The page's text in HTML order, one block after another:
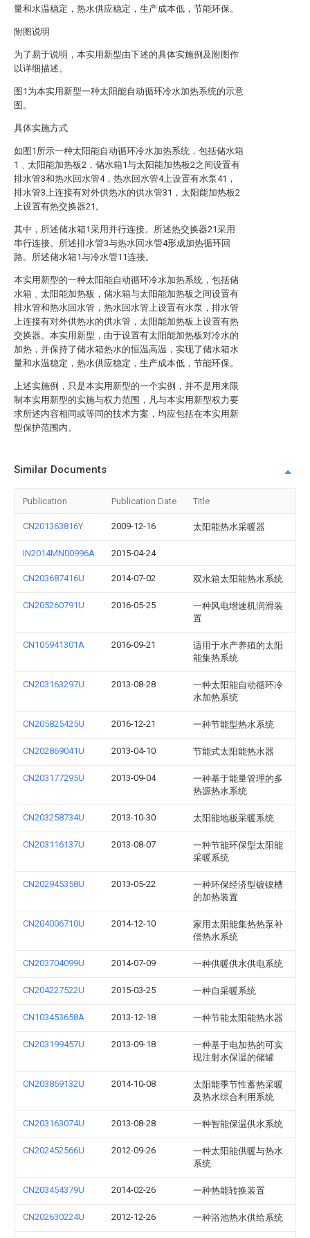
量和水温稳定，热水供应稳定，生产成本低，节能环保。
附图说明
为了易于说明，本实用新型由下述的具体实施例及附图作
以详细描述。
图1为本实用新型一种太阳能自动循环冷水加热系统的示意
图。
具体实施方式
如图1所示一种太阳能自动循环冷水加热系统，包括储水箱
1﹑太阳能加热板2，储水箱1与太阳能加热板2之间设置有
排水管3和热水回水管4，热水回水管4上设置有水泵41，
排水管3上连接有对外供热水的供水管31，太阳能加热板2
上设置有热交换器21。
其中，所述储水箱1采用并行连接。所述热交换器21采用
串行连接。所述排水管3与热水回水管4形成加热循环回
路。所述储水箱1与冷水管11连接。
本实用新型的一种太阳能自动循环冷水加热系统，包括储
水箱﹑太阳能加热板，储水箱与太阳能加热板之间设置有
排水管和热水回水管，热水回水管上设置有水泵，排水管
上连接有对外供热水的供水管，太阳能加热板上设置有热
交换器。本实用新型，由于设置有太阳能加热板对冷水的
加热，并保持了储水箱热水的恒温高温，实现了储水箱水
量和水温稳定，热水供应稳定，生产成本低，节能环保。
上述实施例，只是本实用新型的一个实例，并不是用来限
制本实用新型的实施与权力范围，凡与本实用新型权力要
求所述内容相同或等同的技术方案，均应包括在本实用新
型保护范围内。
Similar Documents
Publication Publication Date Title
CN201363816Y 2009-12-16 太阳能热水采暖器
IN2014MN00996A 2015-04-24
CN203687416U 2014-07-02 双水箱太阳能热水系统
CN205260791U 2016-05-25
一种风电增速机润滑装
置
CN105941301A 2016-09-21
适用于水产养殖的太阳
能集热系统
CN203163297U 2013-08-28
一种太阳能自动循环冷
水加热系统
CN205825425U 2016-12-21 一种节能型热水系统
CN202869041U 2013-04-10 节能式太阳能热水器
CN203177295U 2013-09-04
一种基于能量管理的多
热源热水系统
CN203258734U 2013-10-30 太阳能地板采暖系统
CN203116137U 2013-08-07
一种节能环保型太阳能
采暖系统
CN202945358U 2013-05-22
一种环保经济型镀镍槽
的加热装置
CN204006710U 2014-12-10
家用太阳能集热热泵补
偿热水系统
CN203704099U 2014-07-09 一种供暖供水供电系统
CN204227522U 2015-03-25 一种自采暖系统
CN103453658A 2013-12-18 一种节能太阳能热水器
CN203199457U 2013-09-18
一种基于电加热的可实
现注射水保温的储罐
CN203869132U 2014-10-08
太阳能季节性蓄热采暖
及热水综合利用系统
CN203163074U 2013-08-28 一种智能保温供水系统
CN202452566U 2012-09-26
一种太阳能供暖与热水
系统
CN203454379U 2014-02-26 一种热能转换装置
CN202630224U 2012-12-26 一种浴池热水供给系统